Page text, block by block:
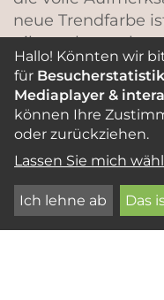
neue Trendfarbe
gilt es aber zu
MEHR LESEN
HOLZSCHINDELN
Hallo! Könnten wir
für
Mediaplayer &
können Ihre
oder zurückziehen.
Lassen Sie mich
Ich lehne ab Das